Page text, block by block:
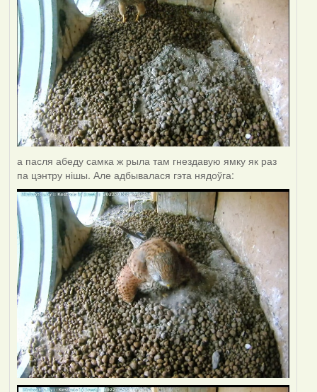
а пасля абеду самка ж рыла там гнездавую ямку як раз
па цэнтру нішы. Але адбывалася гэта нядоўга: